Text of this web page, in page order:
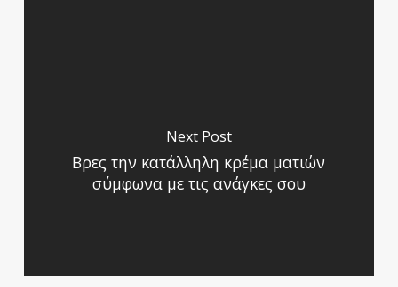
Next Post
Βρες την κατάλληλη κρέμα ματιών
σύμφωνα με τις ανάγκες σου